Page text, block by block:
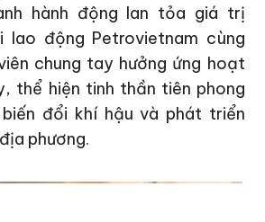
hành động lan tỏa giá trị
lao động Petrovietnam cùng
chung tay hưởng ứng hoạt
thể hiện tinh thần tiên phong
đổi khí hậu và phát triển
phương.